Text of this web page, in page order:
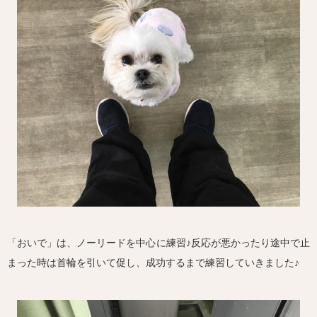
「おいで」は、ノーリードを中心に練習♪反応が悪かったり途中で止
まった時は首輪を引いて促し、成功するまで練習していきました♪